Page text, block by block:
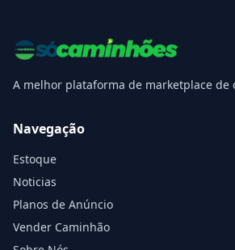
A melhor plataforma de marketplace de
Navegação
Estoque
Noticias
Planos de Anúncio
Vender Caminhão